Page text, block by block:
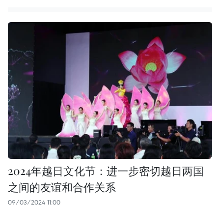
2024年越日文化节：进一步密切越日两国
之间的友谊和合作关系
09/03/2024 11:00